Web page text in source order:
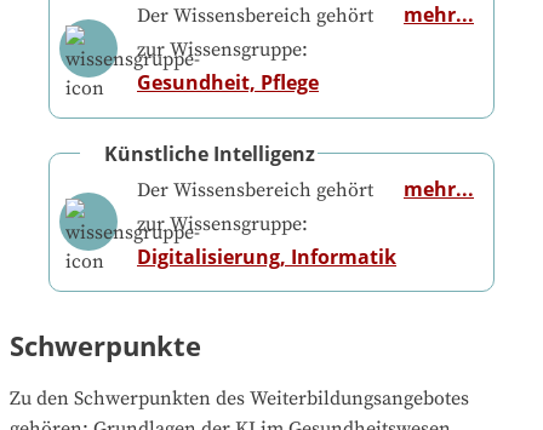
Der Wissensbereich gehört
zur Wissensgruppe:
Gesundheit, Pflege
mehr...
Künstliche Intelligenz
Der Wissensbereich gehört
zur Wissensgruppe:
Digitalisierung, Informatik
mehr...
Schwerpunkte
Zu den Schwerpunkten des Weiterbildungsangebotes